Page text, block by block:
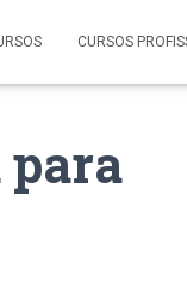
CURSOS
para